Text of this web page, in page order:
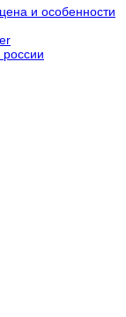
и особенности